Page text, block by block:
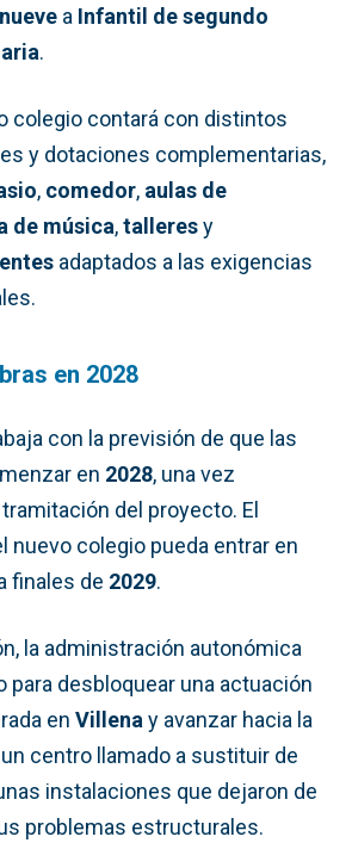
nueve a Infantil de segundo
.
colegio contará con distintos
y dotaciones complementarias,
, comedor, aulas de
de música,talleresy
adaptados a las exigencias
en 2028
con la previsión de que las
en 2028, una vez
del proyecto. El
nuevo colegio pueda entrar en
finales de 2029.
la administración autonómica
para desbloquear una actuación
en Villena y avanzar hacia la
centro llamado a sustituir de
instalaciones que dejaron de
problemas estructurales.